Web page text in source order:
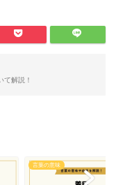
て解説！
言葉の意味